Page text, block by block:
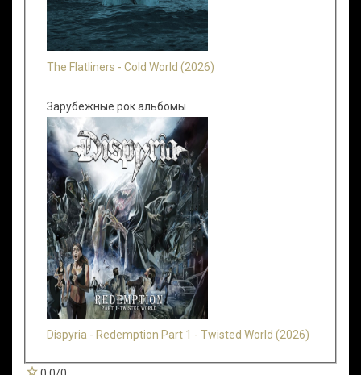
The Flatliners - Cold World (2026)
Зарубежные рок альбомы
Dispyria - Redemption Part 1 - Twisted World (2026)